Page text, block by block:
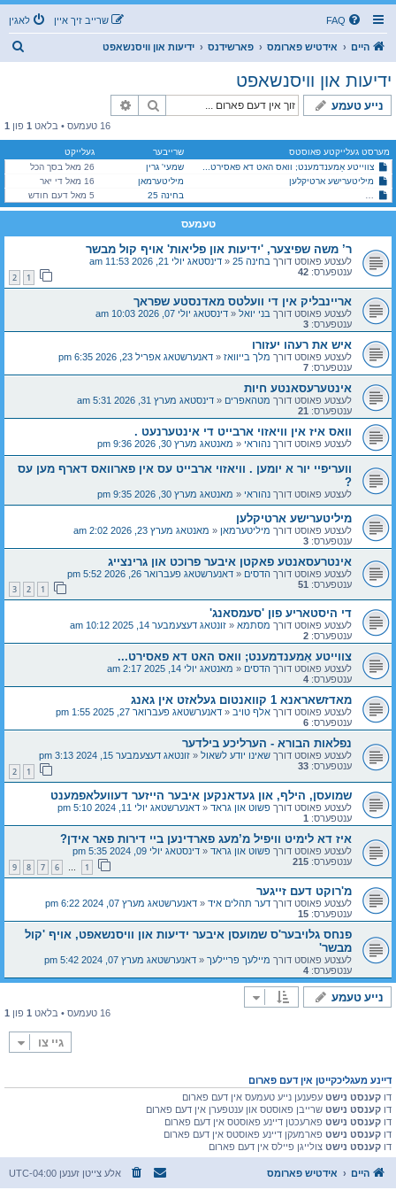
FAQ לאגין שרייב זיך איין
היים אידטיש פארומס פארשידנס ידיעות און וויסנשאפט
ידיעות און וויסנשאפט
נייע טעמע זוך
16 טעמעס • בלאט 1 פון 1
מערסט געלייקטע פאוסטס שרייבער
געלייקט
צווייטע אַמענדמענט; וואס האט דא פאסירט...
שמעי' גרין
26 מאל בסך הכל
מיליטערישע ארטיקלען
מיליטערמאן
16 מאל די יאר
ר’ משה שפיצער, 'ידיעות און פליאות' אויף קול מבשרבחינה 25 5 מאל דעם חודש
טעמעס
ר’ משה שפיצער, 'ידיעות און פליאות' אויף קול מבשר
לעצטע פאוסט דורך בחינה 25 « דינסטאג יולי 21, 2026 11:53 am
ענטפערס: 42
1
2
אריינבליק אין די וועלטס מאדנסטע שפראך
לעצטע פאוסט דורך בני יואל « דינסטאג יולי 07, 2026 10:03 am
ענטפערס: 3
איש את רעהו יעזורו
לעצטע פאוסט דורך מלך בייוואז « דאנערשטאג אפריל 23, 2026 6:35 pm
ענטפערס: 7
אינטערעסאנטע חיות
לעצטע פאוסט דורך מטהאפרים « דינסטאג מערץ 31, 2026 5:31 am
ענטפערס: 21
וואס איז אין וויאזוי ארבייט די אינטערנעט .
לעצטע פאוסט דורך נהוראי « מאנטאג מערץ 30, 2026 9:36 pm
וועריפיי יור א יומען . וויאזוי ארבייט עס אין פארוואס דארף מען עס
?
לעצטע פאוסט דורך נהוראי « מאנטאג מערץ 30, 2026 9:35 pm
מיליטערישע ארטיקלען
לעצטע פאוסט דורך מיליטערמאן « מאנטאג מערץ 23, 2026 2:02 am
ענטפערס: 3
אינטרעסאנטע פאקטן איבער פרוכט און גרינצייג
לעצטע פאוסט דורך הדסים « דאנערשטאג פעברואר 26, 2026 5:52 pm
ענטפערס: 51
1
2
3
די היסטאריע פון 'סעמסאנג'
לעצטע פאוסט דורך מסתמא « זונטאג דעצעמבער 14, 2025 10:12 am
ענטפערס: 2
צווייטע אַמענדמענט; וואס האט דא פאסירט...
לעצטע פאוסט דורך הדסים « מאנטאג יולי 14, 2025 2:17 am
ענטפערס: 4
מאדזשאראנא 1 קוואנטום געלאזט אין גאנג
לעצטע פאוסט דורך אלף טויב « דאנערשטאג פעברואר 27, 2025 1:55 pm
ענטפערס: 6
נפלאות הבורא - הערליכע בילדער
לעצטע פאוסט דורך שאינו יודע לשאול « זונטאג דעצעמבער 15, 2024 3:13 pm
ענטפערס: 33
1
2
שמועסן, הילף, און געדאנקען איבער הייזער דעוועלאפמענט
לעצטע פאוסט דורך פשוט און גראד « דאנערשטאג יולי 11, 2024 5:10 pm
ענטפערס: 1
איז דא לימיט וויפיל מ’מעג פארדינען ביי דירות פאר אידן?
לעצטע פאוסט דורך פשוט און גראד « דינסטאג יולי 09, 2024 5:35 pm
ענטפערס: 215
1
…
6
7
8
9
מ'רוקט דעם זייגער
לעצטע פאוסט דורך דער תהלים איד « דאנערשטאג מערץ 07, 2024 6:22 pm
ענטפערס: 15
פנחס גלויבער'ס שמועסן איבער ידיעות און וויסנשאפט, אויף 'קול
מבשר'
לעצטע פאוסט דורך מיילעך פריילעך « דאנערשטאג מערץ 07, 2024 5:42 pm
ענטפערס: 4
נייע טעמע
16 טעמעס • בלאט 1 פון 1
גיי צו
דיינע מעגליכקייטן אין דעם פארום
דו קענסט נישט עפענען נייע טעמעס אין דעם פארום
דו קענסט נישט שרייבן פאוסטס און ענטפערן אין דעם פארום
דו קענסט נישט פארעכטן דיינע פאוסטס אין דעם פארום
דו קענסט נישט פארמעקן דיינע פאוסטס אין דעם פארום
דו קענסט נישט צולייגן פיילס אין דעם פארום
היים אידטיש פארומס אלע צייטן זענען UTC-04:00